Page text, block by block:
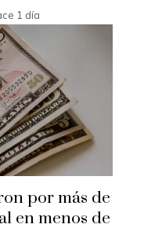
1 día
por más de
en menos de